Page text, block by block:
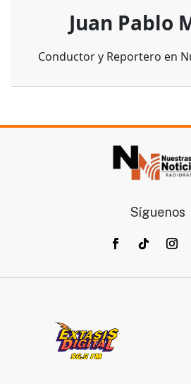
Juan Pablo
Conductor y Reportero en
Síguenos